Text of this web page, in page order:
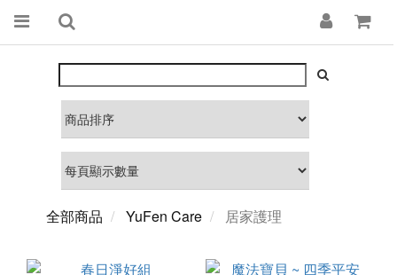
全部商品 YuFen Care 居家護理